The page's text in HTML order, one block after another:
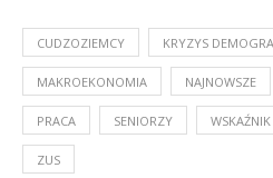
CUDZOZIEMCY KRYZYS
MAKROEKONOMIA NAJNOWSZE
PRACA SENIORZY
ZUS